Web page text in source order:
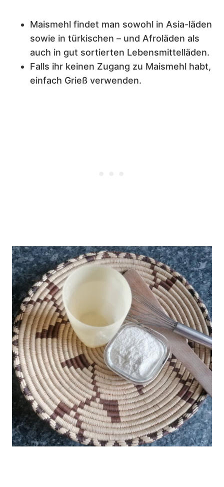
Maismehl findet man sowohl in Asia-läden
sowie in türkischen – und Afroläden als
auch in gut sortierten Lebensmittelläden.
Falls ihr keinen Zugang zu Maismehl habt,
einfach Grieß verwenden.